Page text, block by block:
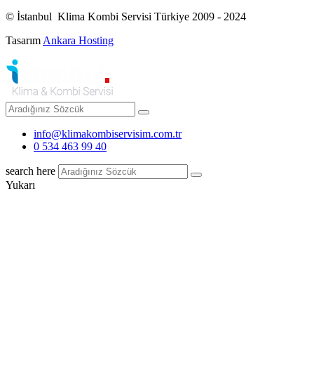
© İstanbul Klima Kombi Servisi Türkiye 2009 - 2024
TasarımAnkara Hosting
info@klimakombiservisim.com.tr
0 534 463 99 40
search here
Yukarı